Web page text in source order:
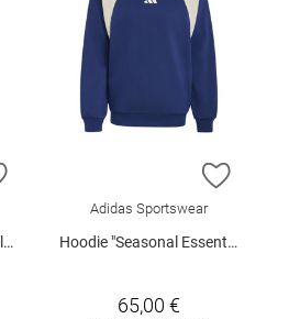
ZUR WUNSCHLISTE HINZUFÜGEN
ZUR
Adidas Sportswear
Hoodie "Seasonal Essentials"
65,00 €